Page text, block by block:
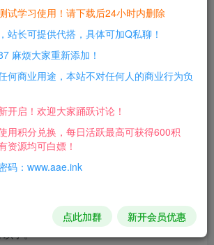
得600积分！所有资源可以使用
是GM帐号,其中test和222是帐号名称，
了。
试学习使用！请下载后24小时内删除
站长可提供代搭，具体可加Q私聊！
麻烦大家重新添加！
何商业用途，本站不对任何人的商业行为负
开启！欢迎大家踊跃讨论！
用积分兑换，每日活跃最高可获得600积
资源均可白嫖！
码：www.aae.ink
点此加群 新开会员优惠